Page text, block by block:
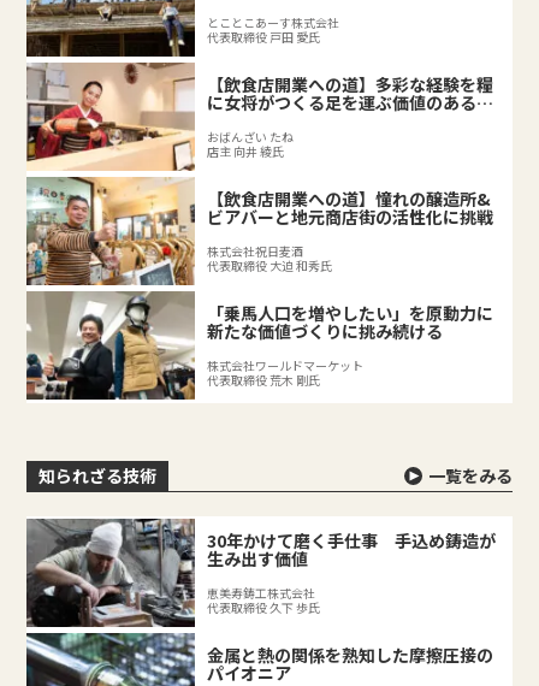
とことこあーす株式会社
代表取締役 戸田 愛氏
【飲食店開業への道】多彩な経験を糧
に女将がつくる足を運ぶ価値のある料
理店
おばんざい たね
店主 向井 綾氏
【飲食店開業への道】憧れの醸造所&
ビアバーと地元商店街の活性化に挑戦
株式会社祝日麦酒
代表取締役 大迫 和秀氏
「乗馬人口を増やしたい」を原動力に
新たな価値づくりに挑み続ける
株式会社ワールドマーケット
代表取締役 荒木 剛氏
知られざる技術 一覧をみる
30年かけて磨く手仕事 手込め鋳造が
生み出す価値
恵美寿鋳工株式会社
代表取締役 久下 歩氏
金属と熱の関係を熟知した摩擦圧接の
パイオニア